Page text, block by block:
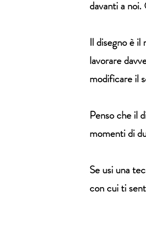
davanti a
Il disegno è
lavorare
modificare il
Penso che il
momenti di
Se usi una
con cui ti